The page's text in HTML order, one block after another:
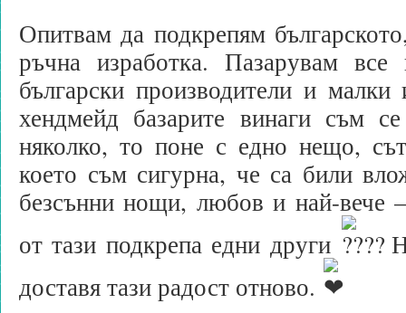
Опитвам да подкрепям
ръчна изработка. Пазарувам
български производители и
хендмейд базарите винаги съм
няколко, то поне с едно нещо,
което съм сигурна, че са били
безсънни нощи, любов и най-
от тази подкрепа едни други
доставя тази радост отново.